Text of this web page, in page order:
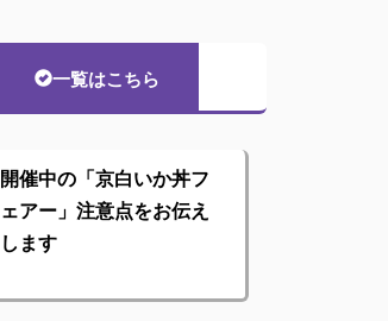
一覧はこちら
開催中の「京白いか丼フ
ェアー」注意点をお伝え
します